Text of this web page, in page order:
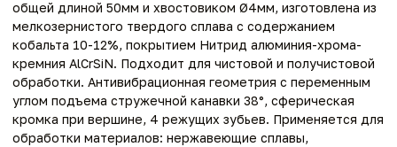
общей длиной 50мм и хвостовиком Ø4мм, изготовлена из
мелкозернистого твердого сплава с содержанием
кобальта 10-12%, покрытием Нитрид алюминия-хрома-
кремния AlCrSiN. Подходит для чистовой и получистовой
обработки. Антивибрационная геометрия с переменным
углом подъема стружечной канавки 38°, сферическая
кромка при вершине, 4 режущих зубьев. Применяется для
обработки материалов: нержавеющие сплавы,